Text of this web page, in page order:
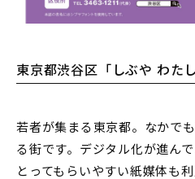
東京都渋谷区「しぶや わた
若者が集まる東京都。なかで
る街です。デジタル化が進ん
とってもらいやすい紙媒体も利